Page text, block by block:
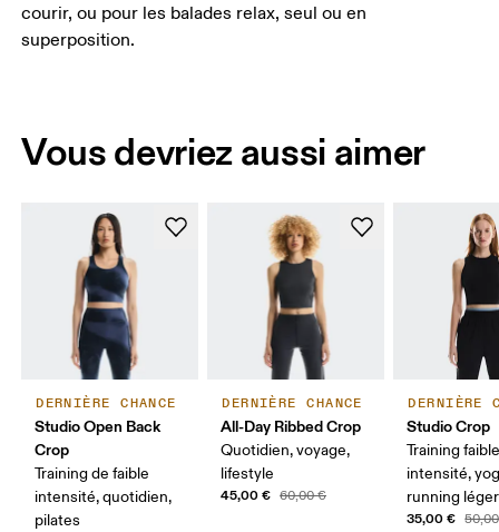
courir, ou pour les balades relax, seul ou en
superposition.
Vous devriez aussi aimer
DERNIÈRE CHANCE
Studio Open Back
Crop
Training de faible
intensité, quotidien,
pilates
DERNIÈRE CHANCE
All-Day Ribbed Crop
Quotidien, voyage,
lifestyle
45,00 € 60,00 €
DERNIÈRE
Studio Crop
Training
intensité,
running léger
35,00 €